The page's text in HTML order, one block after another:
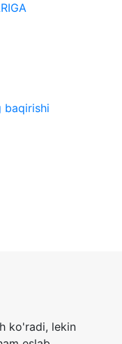
baqirishi
ko'radi, lekin